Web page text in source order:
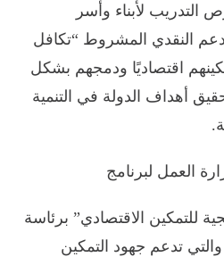
التدريب لأبناء وأسر
النقدي المشروط “تكافل
اقتصاديًا ودمجهم بشكل
أهداف الدولة في التنمية
العمل لبرنامج
للتمكين الاقتصادي” برئاسة
تدعم جهود التمكين